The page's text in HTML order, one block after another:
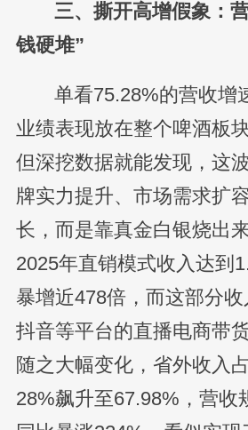
三、撕开高增假象：
钱硬堆”
单看75.28%的营收增
业绩表现放在整个啤酒板
但深挖数据就能发现，这
牌实力提升、市场需求扩
长，而是靠真金白银烧出
2025年直销模式收入达到
暴增近478倍，而这部分
抖音等平台的直播电商带
随之大幅变化，省外收入
28%飙升至67.98%，营收